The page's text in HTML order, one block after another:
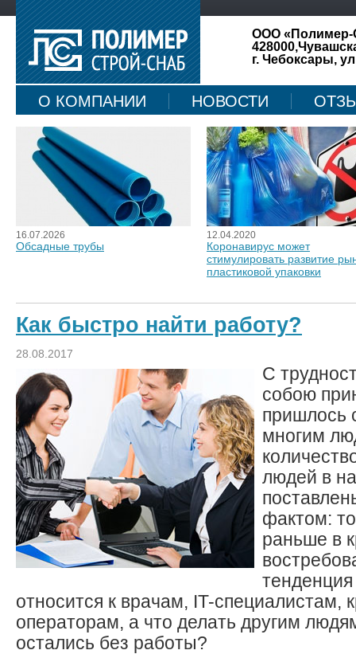
ООО «Полимер-
г. Чебоксары,
О КОМПАНИИ НОВОСТИ
КАРТА САЙТА
16.07.2026
Обсадные трубы
12.04.2020
Коронавирус может
стимулировать развитие
пластиковой упаковки
Как быстро найти работу?
28.08.2017
С
собою
пришлось
многим
людей в
фактом:
раньше в
относится к врачам, IT-специалистам,
операторам, а что делать другим
остались без работы?